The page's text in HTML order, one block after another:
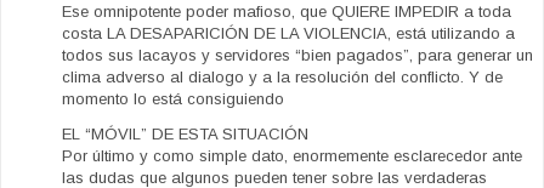
Ese omnipotente poder mafioso, que QUIERE IMPEDIR a toda
costa LA DESAPARICIÓN DE LA VIOLENCIA, está utilizando a
todos sus lacayos y servidores “bien pagados”, para generar un
clima adverso al dialogo y a la resolución del conflicto. Y de
momento lo está consiguiendo
EL “MÓVIL” DE ESTA SITUACIÓN
Por último y como simple dato, enormemente esclarecedor ante
las dudas que algunos pueden tener sobre las verdaderas